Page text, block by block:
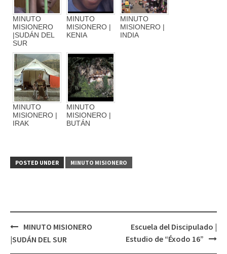
MINUTO
MISIONERO
|SUDÁN DEL
SUR
MINUTO
MISIONERO |
KENIA
MINUTO
MISIONERO |
INDIA
MINUTO
MISIONERO |
IRAK
MINUTO
MISIONERO |
BUTÁN
POSTED UNDER MINUTO MISIONERO
Post
navigation
MINUTO MISIONERO
|SUDÁN DEL SUR
Escuela del Discipulado |
Estudio de “Éxodo 16”